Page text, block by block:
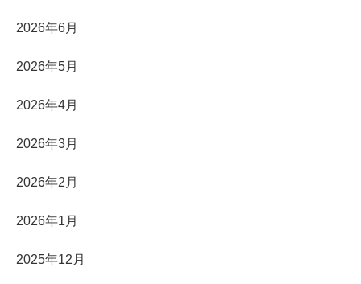
2026年6月
2026年5月
2026年4月
2026年3月
2026年2月
2026年1月
2025年12月